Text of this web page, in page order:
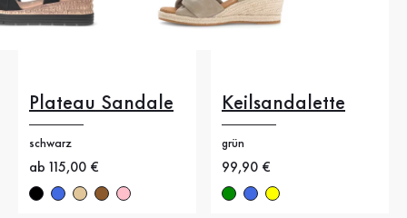
Plateau Sandale
schwarz
Neuer Preis
ab 115,00 €
Keilsandalette
grün
Neuer Preis
99,90 €